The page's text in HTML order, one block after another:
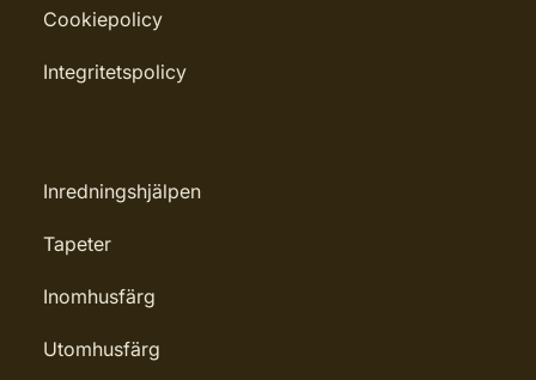
Cookiepolicy
Integritetspolicy
Inredningshjälpen
Tapeter
Inomhusfärg
Utomhusfärg